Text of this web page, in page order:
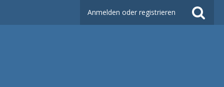
Anmelden oder registrieren